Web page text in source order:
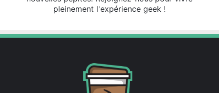
pleinement l'expérience geek !